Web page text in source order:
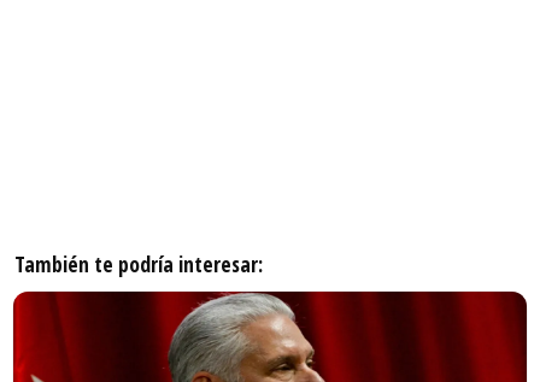
También te podría interesar: